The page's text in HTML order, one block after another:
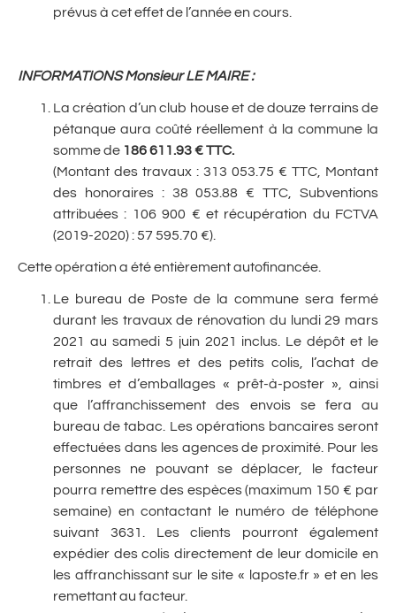
prévus à cet effet de l’année en cours.
INFORMATIONS Monsieur LE MAIRE:
La création d’un club house et de douze terrains de
pétanque aura coûté réellement à la commune la
somme de 186 611.93 € TTC.
(Montant des travaux : 313 053.75 € TTC, Montant
des honoraires : 38 053.88 € TTC, Subventions
attribuées : 106 900 € et récupération du FCTVA
(2019-2020) : 57 595.70 €).
Cette opération a été entièrement autofinancée.
Le bureau de Poste de la commune sera fermé
durant les travaux de rénovation du lundi 29 mars
2021 au samedi 5 juin 2021 inclus. Le dépôt et le
retrait des lettres et des petits colis, l’achat de
timbres et d’emballages « prêt-à-poster », ainsi
que l’affranchissement des envois se fera au
bureau de tabac. Les opérations bancaires seront
effectuées dans les agences de proximité. Pour les
personnes ne pouvant se déplacer, le facteur
pourra remettre des espèces (maximum 150 € par
semaine) en contactant le numéro de téléphone
suivant 3631. Les clients pourront également
expédier des colis directement de leur domicile en
les affranchissant sur le site « laposte.fr » et en les
remettant au facteur.